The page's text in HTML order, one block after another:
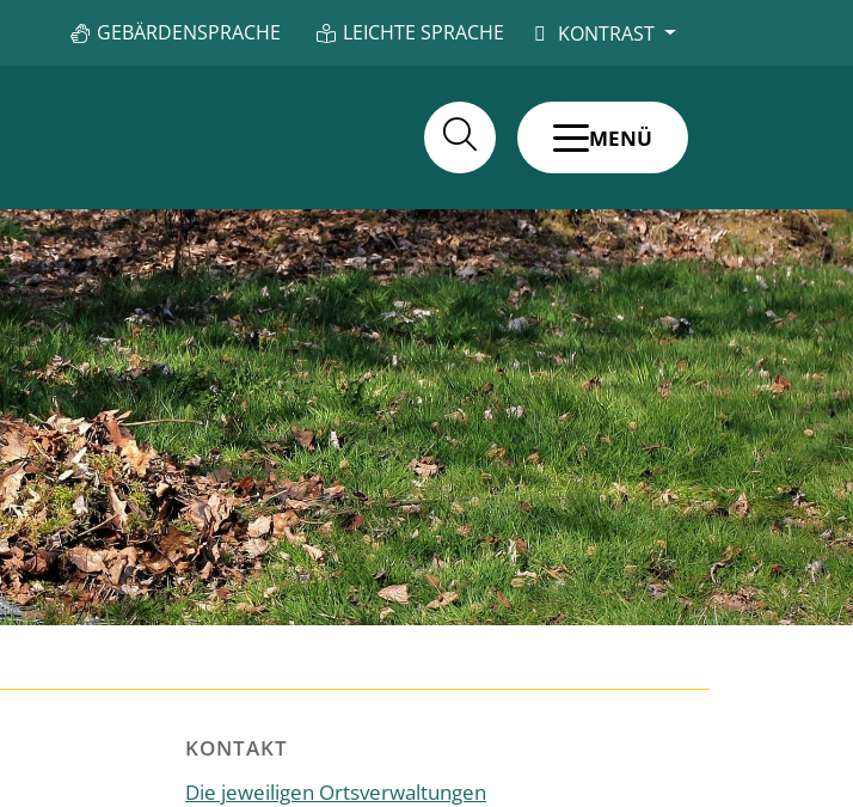
GEBÄRDENSPRACHE LEICHTE SPRACHE KONTRAST
MENÜ
KONTAKT
Die jeweiligen Ortsverwaltungen